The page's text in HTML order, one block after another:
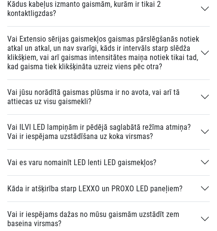
Kādus kabeļus izmanto gaismām, kurām ir tikai 2
kontaktligzdas?
Vai Extensio sērijas gaismekļos gaismas pārslēgšanās notiek
atkal un atkal, un nav svarīgi, kāds ir intervāls starp slēdža
klikšķiem, vai arī gaismas intensitātes maiņa notiek tikai tad,
kad gaisma tiek klikšķināta uzreiz viens pēc otra?
Vai jūsu norādītā gaismas plūsma ir no avota, vai arī tā
attiecas uz visu gaismekli?
Vai ILVI LED lampiņām ir pēdējā saglabātā režīma atmiņa?
Vai ir iespējama uzstādīšana uz koka virsmas?
Vai es varu nomainīt LED lenti LED gaismekļos?
Kāda ir atšķirība starp LEXXO un PROXO LED paneļiem?
Vai ir iespējams dažas no mūsu gaismām uzstādīt zem
baseina virsmas?